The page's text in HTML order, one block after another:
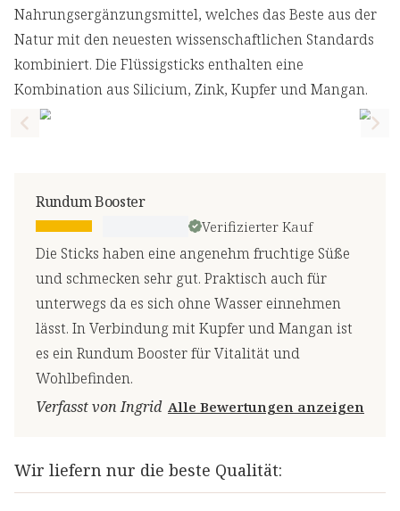
Nahrungsergänzungsmittel, welches das Beste aus der
Natur mit den neuesten wissenschaftlichen Standards
kombiniert. Die Flüssigsticks enthalten eine
Kombination aus Silicium, Zink, Kupfer und Mangan.
Previous slide
Rundum Booster
Verifizierter Kauf
Die Sticks haben eine angenehm fruchtige Süße
und schmecken sehr gut. Praktisch auch für
unterwegs da es sich ohne Wasser einnehmen
lässt. In Verbindung mit Kupfer und Mangan ist
es ein Rundum Booster für Vitalität und
Wohlbefinden.
Verfasst von Ingrid Alle Bewertungen anzeigen
Wir liefern nur die beste Qualität: